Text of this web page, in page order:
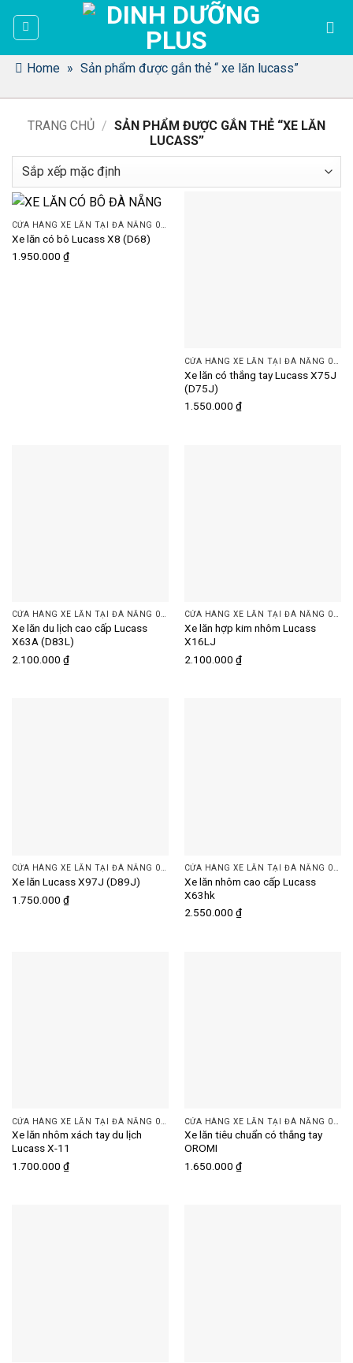
dung Home » Sản phẩm được gắn thẻ “ xe lăn lucass”
TRANG CHỦ / SẢN PHẨM ĐƯỢC GẮN THẺ “XE LĂN
LUCASS”
Xe lăn có bô Lucass X8 (D68)
1.950.000 ₫
Xe lăn có thắng tay Lucass X75J
(D75J)
1.550.000 ₫
CỬA HÀNG XE LĂN TẠI ĐÀ NẴNG 093 505 7074 | DINH DƯỠNG PLUS
Xe lăn du lịch cao cấp Lucass
X63A (D83L)
2.100.000 ₫
CỬA HÀNG XE LĂN TẠI ĐÀ NẴNG 093 505 7074 | DINH DƯỠNG PLUS
Xe lăn hợp kim nhôm Lucass
X16LJ
2.100.000 ₫
Xe lăn Lucass X97J (D89J)
1.750.000 ₫
Xe lăn nhôm cao cấp Lucass
X63hk
2.550.000 ₫
Xe lăn nhôm xách tay du lịch
Lucass X-11
1.700.000 ₫
Xe lăn tiêu chuẩn có thắng tay
OROMI
1.650.000 ₫